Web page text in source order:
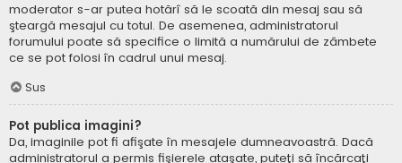
moderator s-ar putea hotărî să le scoată din mesaj sau să
şteargă mesajul cu totul. De asemenea, administratorul
forumului poate să specifice o limită a numărului de zâmbete
ce se pot folosi în cadrul unui mesaj.
Sus
Pot publica imagini?
Da, imaginile pot fi afişate în mesajele dumneavoastră. Dacă
administratorul a permis fişierele ataşate, puteţi să încărcaţi